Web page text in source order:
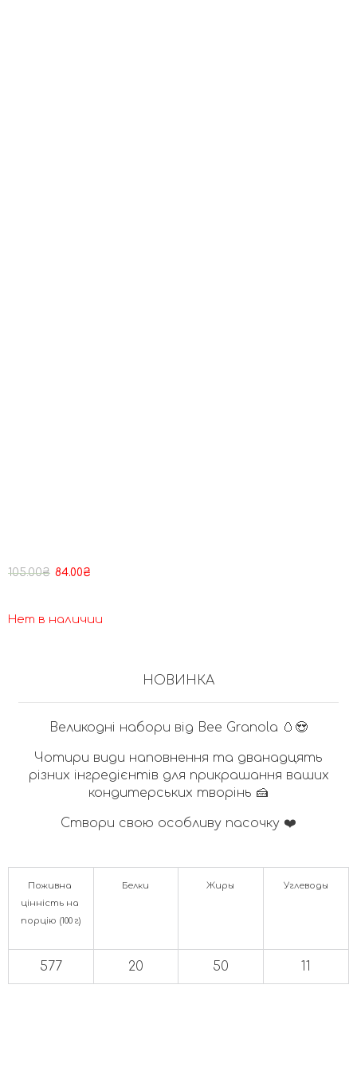
105.00₴ 84.00₴
Нет в наличии
НОВИНКА
Великодні набори від Bee Granola 🥚😍
Чотири види наповнення та дванадцять
різних інгредієнтів для прикрашання ваших
кондитерських творінь 🍰
Створи свою особливу пасочку ❤️
Поживна
цінність на
порцію (100 г)
Белки Жиры Углеводы
577 20 50 11